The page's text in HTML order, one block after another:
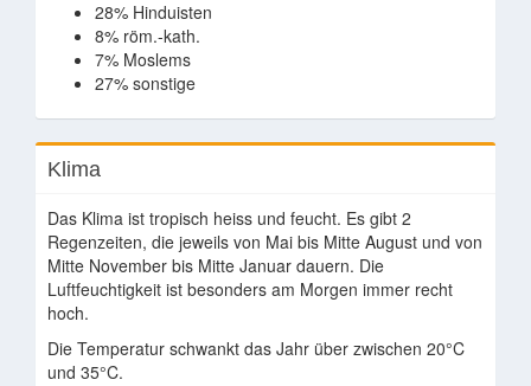
28% Hinduisten
8% röm.-kath.
7% Moslems
27% sonstige
Klima
Das Klima ist tropisch heiss und feucht. Es gibt 2
Regenzeiten, die jeweils von Mai bis Mitte August und von
Mitte November bis Mitte Januar dauern. Die
Luftfeuchtigkeit ist besonders am Morgen immer recht
hoch.
Die Temperatur schwankt das Jahr über zwischen 20°C
und 35°C.